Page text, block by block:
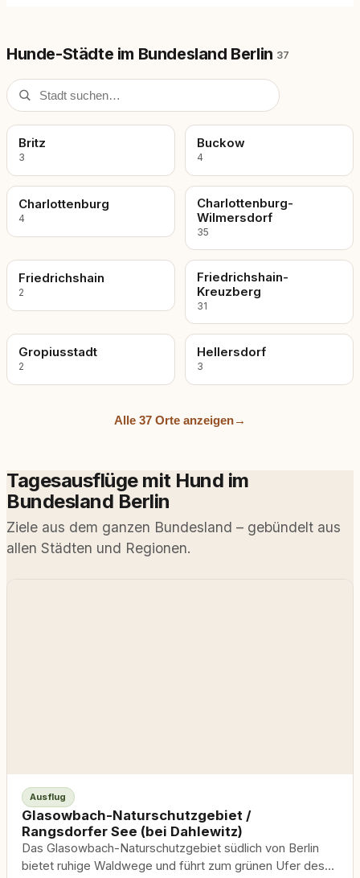
Hunde-Städte im Bundesland Berlin 37
Britz
3
Buckow
4
Charlottenburg
4
Charlottenburg-
Wilmersdorf
35
Friedrichshain
2
Friedrichshain-
Kreuzberg
31
Gropiusstadt
2
Hellersdorf
3
Alle 37 Orte anzeigen→
Tagesausflüge mit Hund im
Bundesland Berlin
Ziele aus dem ganzen Bundesland – gebündelt aus
allen Städten und Regionen.
Ausflug
Glasowbach-Naturschutzgebiet /
Rangsdorfer See (bei Dahlewitz)
Das Glasowbach-Naturschutzgebiet südlich von Berlin
bietet ruhige Waldwege und führt zum grünen Ufer des